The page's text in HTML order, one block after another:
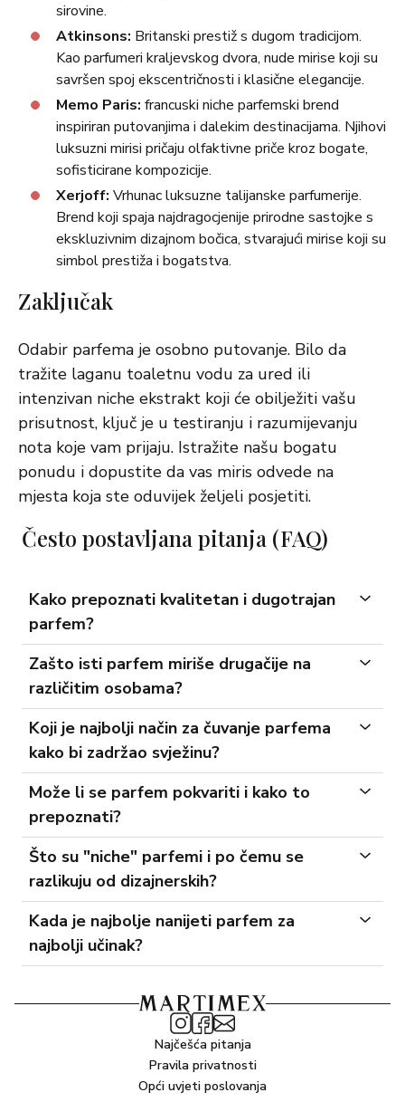
sirovine.
Atkinsons: Britanski prestiž s dugom tradicijom.
Kao parfumeri kraljevskog dvora, nude mirise koji su
savršen spoj ekscentričnosti i klasične elegancije.
Memo Paris: francuski niche parfemski brend
inspiriran putovanjima i dalekim destinacijama. Njihovi
luksuzni mirisi pričaju olfaktivne priče kroz bogate,
sofisticirane kompozicije.
Xerjoff: Vrhunac luksuzne talijanske parfumerije.
Brend koji spaja najdragocjenije prirodne sastojke s
ekskluzivnim dizajnom bočica, stvarajući mirise koji su
simbol prestiža i bogatstva.
Zaključak
Odabir parfema je osobno putovanje. Bilo da
tražite laganu toaletnu vodu za ured ili
intenzivan niche ekstrakt koji će obilježiti vašu
prisutnost, ključ je u testiranju i razumijevanju
nota koje vam prijaju. Istražite našu bogatu
ponudu i dopustite da vas miris odvede na
mjesta koja ste oduvijek željeli posjetiti.
Često postavljana pitanja (FAQ)
Kako prepoznati kvalitetan i dugotrajan
parfem?
Zašto isti parfem miriše drugačije na
različitim osobama?
Koji je najbolji način za čuvanje parfema
kako bi zadržao svježinu?
Može li se parfem pokvariti i kako to
prepoznati?
Što su "niche" parfemi i po čemu se
razlikuju od dizajnerskih?
Kada je najbolje nanijeti parfem za
najbolji učinak?
Najčešća pitanja
Pravila privatnosti
Opći uvjeti poslovanja